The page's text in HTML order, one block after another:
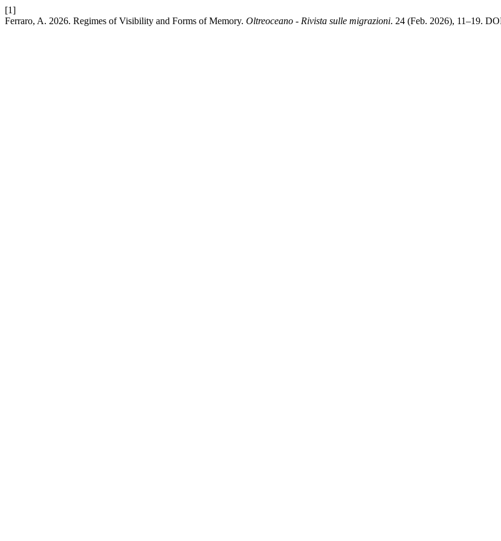
[1]
Ferraro, A. 2026. Regimes of Visibility and Forms of Memory. Oltreoceano - Rivista sulle migrazioni. 24 (Feb. 2026), 11–19.